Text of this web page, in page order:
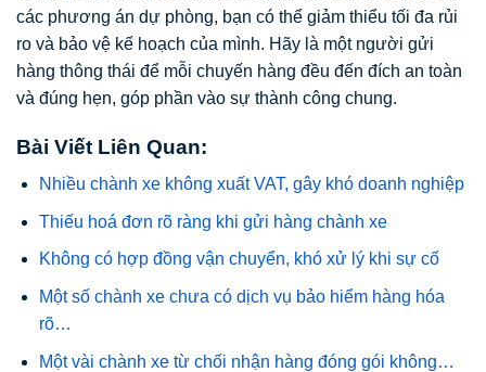
các phương án dự phòng, bạn có thể giảm thiểu tối đa rủi
ro và bảo vệ kế hoạch của mình. Hãy là một người gửi
hàng thông thái để mỗi chuyến hàng đều đến đích an toàn
và đúng hẹn, góp phần vào sự thành công chung.
Bài Viết Liên Quan:
Nhiều chành xe không xuất VAT, gây khó doanh nghiệp
Thiếu hoá đơn rõ ràng khi gửi hàng chành xe
Không có hợp đồng vận chuyển, khó xử lý khi sự cố
Một số chành xe chưa có dịch vụ bảo hiểm hàng hóa
rõ…
Một vài chành xe từ chối nhận hàng đóng gói không…